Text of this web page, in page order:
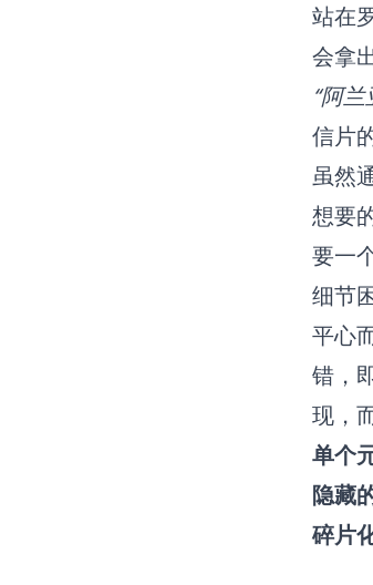
站在
会拿
“阿
信片
虽然
想要
要一
细节
平心
错，
现，
单个
隐藏
碎片